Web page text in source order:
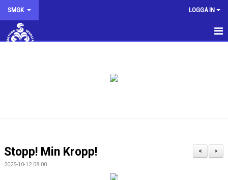
SMGK LOGGA IN
STYRELSEN
>
<
Stopp! Min Kropp!
2025-10-12 08:00